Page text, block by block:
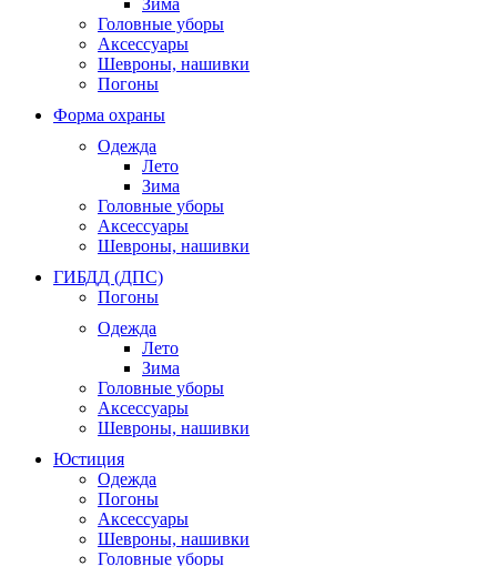
Головные уборы
Аксессуары
Шевроны, нашивки
Погоны
Форма охраны
Одежда
Лето
Зима
Головные уборы
Аксессуары
Шевроны, нашивки
ГИБДД (ДПС)
Погоны
Одежда
Лето
Зима
Головные уборы
Аксессуары
Шевроны, нашивки
Юстиция
Одежда
Погоны
Аксессуары
Шевроны, нашивки
Головные уборы